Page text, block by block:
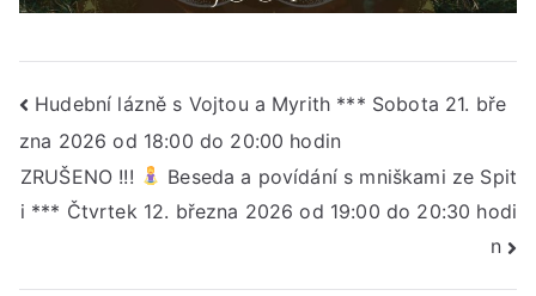
Navigace
pro
příspěvek
Hudební lázně s Vojtou a Myrith *** Sobota 21. bře
zna 2026 od 18:00 do 20:00 hodin
ZRUŠENO !!!
Beseda a povídání s mniškami ze Spit
i *** Čtvrtek 12. března 2026 od 19:00 do 20:30 hodi
n